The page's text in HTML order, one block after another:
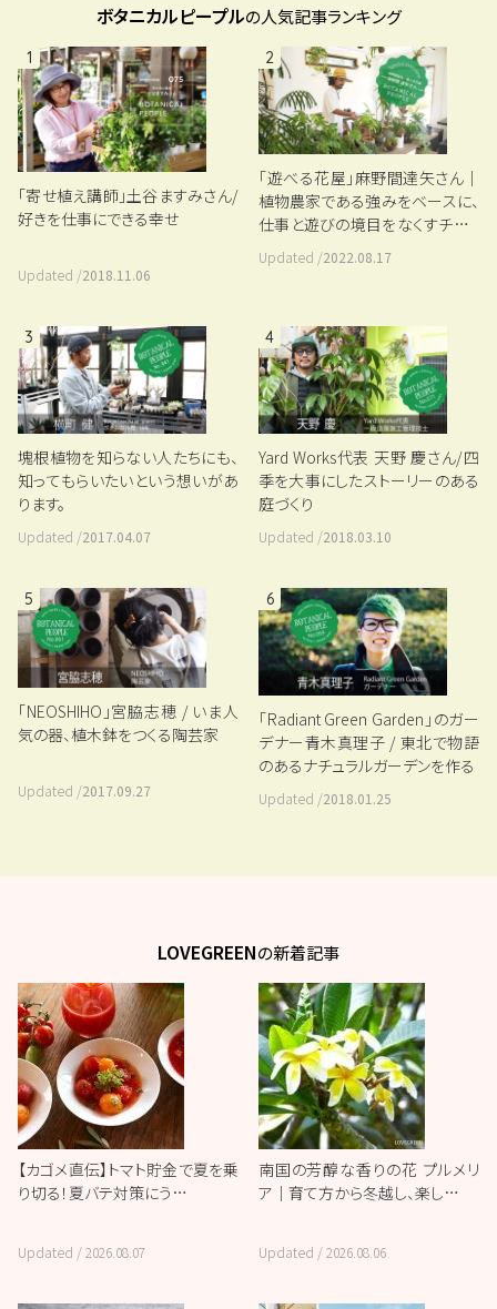
ボタニカルピープルの人気記事ランキング
1
「寄せ植え講師」土谷ますみさん/
好きを仕事にできる幸せ
Updated /2018.11.06
2
「遊べる花屋」麻野間達矢さん｜
植物農家である強みをベースに、
仕事と遊びの境目をなくすチャレ
ンジ
Updated /2022.08.17
3
塊根植物を知らない人たちにも、
知ってもらいたいという想いがあ
ります。
Updated /2017.04.07
4
Yard Works代表 天野 慶さん/四
季を大事にしたストーリーのある
庭づくり
Updated /2018.03.10
5
「NEOSHIHO」宮脇志穂 / いま人
気の器、植木鉢をつくる陶芸家
Updated /2017.09.27
6
「Radiant Green Garden」のガー
デナー青木真理子 / 東北で物語
のあるナチュラルガーデンを作る
Updated /2018.01.25
LOVEGREENの新着記事
【カゴメ直伝】トマト貯金で夏を乗
り切る！夏バテ対策にう…
Updated /2026.08.07
南国の芳醇な香りの花 プルメリ
ア｜育て方から冬越し、楽し…
Updated /2026.08.06